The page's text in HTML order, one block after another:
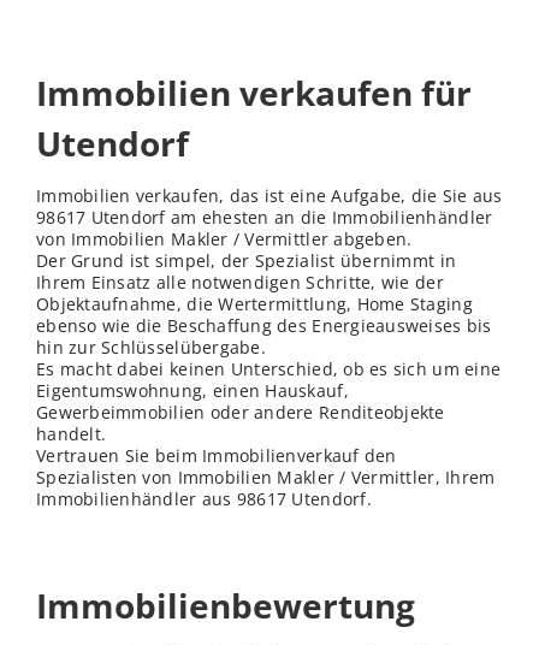
Immobilien verkaufen für
Utendorf
Immobilien verkaufen, das ist eine Aufgabe, die Sie aus
98617 Utendorf am ehesten an die Immobilienhändler
von Immobilien Makler / Vermittler abgeben.
Der Grund ist simpel, der Spezialist übernimmt in
Ihrem Einsatz alle notwendigen Schritte, wie der
Objektaufnahme, die Wertermittlung, Home Staging
ebenso wie die Beschaffung des Energieausweises bis
hin zur Schlüsselübergabe.
Es macht dabei keinen Unterschied, ob es sich um eine
Eigentumswohnung, einen Hauskauf,
Gewerbeimmobilien oder andere Renditeobjekte
handelt.
Vertrauen Sie beim Immobilienverkauf den
Spezialisten von Immobilien Makler / Vermittler, Ihrem
Immobilienhändler aus 98617 Utendorf.
Immobilienbewertung